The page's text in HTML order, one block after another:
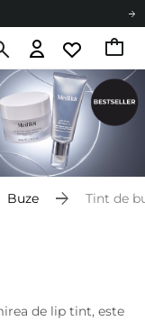
la 150 RON!
la 150 RON!
Buze Tint de
de lip tint, este